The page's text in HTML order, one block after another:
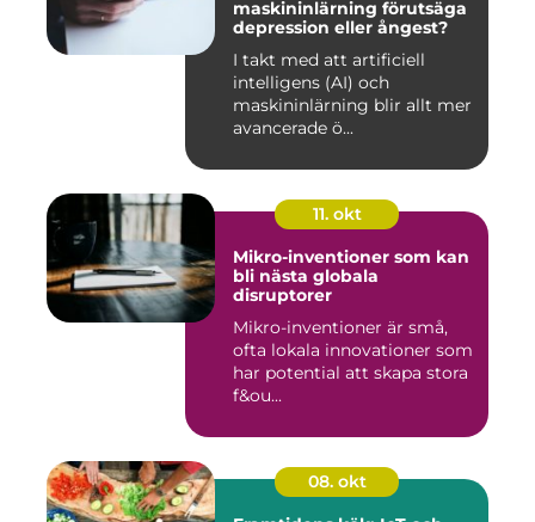
maskininlärning förutsäga
depression eller ångest?
I takt med att artificiell
intelligens (AI) och
maskininlärning blir allt mer
avancerade ö...
11. okt
Mikro-inventioner som kan
bli nästa globala
disruptorer
Mikro-inventioner är små,
ofta lokala innovationer som
har potential att skapa stora
f&ou...
08. okt